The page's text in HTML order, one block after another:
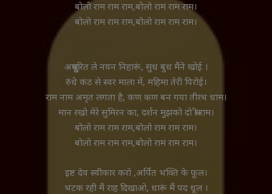
बोलो राम राम राम,बोलो राम राम राम।
बोलो राम राम राम,बोलो राम राम राम।
अश्रुपूरित ले नयन निहारूं, सुध बुध मैंने खोई ।
रुंधे कंठ से स्वर माला में, महिमा तेरी पिरोई।
राम नाम अमृत लगता है, कण कण बन गया तीरथ धाम।
मान रखो मेरे सुमिरन का, दर्शन मुझको दो श्री राम।
बोलो राम राम राम,बोलो राम राम राम।
बोलो राम राम राम,बोलो राम राम राम।
इष्ट देव स्वीकार करो ,अर्पित भक्ति के फूल।
भटक रही मैं राह दिखाओ, धारूं मैं पद धूल ।